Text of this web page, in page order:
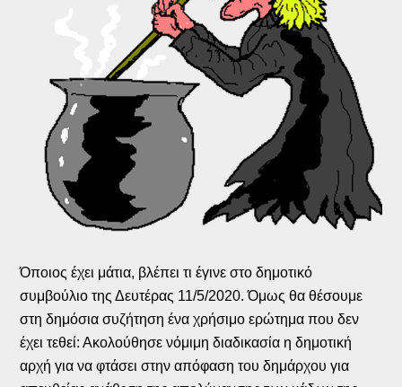
Όποιος έχει μάτια, βλέπει τι έγινε στο δημοτικό
συμβούλιο της Δευτέρας 11/5/2020. Όμως θα θέσουμε
στη δημόσια συζήτηση ένα χρήσιμο ερώτημα που δεν
έχει τεθεί: Ακολούθησε νόμιμη διαδικασία η δημοτική
αρχή για να φτάσει στην απόφαση του δημάρχου για